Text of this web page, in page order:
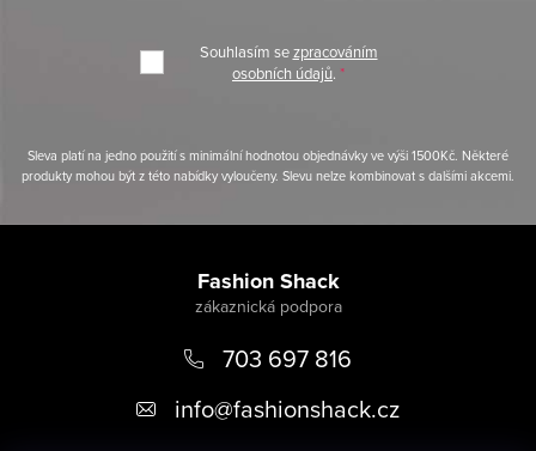
Souhlasím sezpracováním
osobních údajů.
Sleva platí na jedno použití s minimální hodnotou objednávky ve výši 1500Kč. Některé
produkty mohou být z této nabídky vyloučeny. Slevu nelze kombinovat s dalšími akcemi.
Fashion Shack
703 697 816
info@fashionshack.cz